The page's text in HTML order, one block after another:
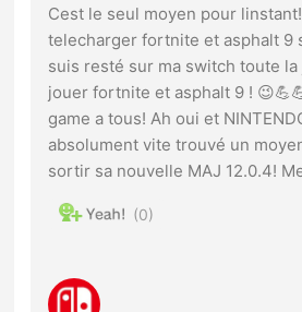
Cest le seul moyen pour
telecharger fortnite et asphalt 9
suis resté sur ma switch toute
jouer fortnite et asphalt 9 !
game a tous! Ah oui et
absolument vite trouvé un
sortir sa nouvelle MAJ 12.0.4!
0